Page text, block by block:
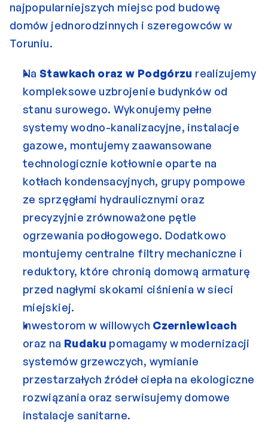
najpopularniejszych miejsc pod budowę
domów jednorodzinnych i szeregowców w
Toruniu.
Na Stawkach oraz w Podgórzu realizujemy
kompleksowe uzbrojenie budynków od
stanu surowego. Wykonujemy pełne
systemy wodno-kanalizacyjne, instalacje
gazowe, montujemy zaawansowane
technologicznie kotłownie oparte na
kotłach kondensacyjnych, grupy pompowe
ze sprzęgłami hydraulicznymi oraz
precyzyjnie zrównoważone pętle
ogrzewania podłogowego. Dodatkowo
montujemy centralne filtry mechaniczne i
reduktory, które chronią domową armaturę
przed nagłymi skokami ciśnienia w sieci
miejskiej.
Inwestorom w willowych Czerniewicach
oraz na Rudaku pomagamy w modernizacji
systemów grzewczych, wymianie
przestarzałych źródeł ciepła na ekologiczne
rozwiązania oraz serwisujemy domowe
instalacje sanitarne.